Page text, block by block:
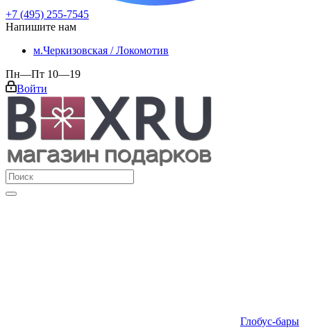
+7 (495) 255-7545
Напишите нам
м.Черкизовская / Локомотив
Пн—Пт 10—19
Войти
Глобус-бары